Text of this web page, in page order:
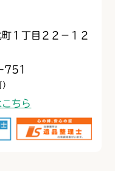
町１丁目２２−１２
751
ちら